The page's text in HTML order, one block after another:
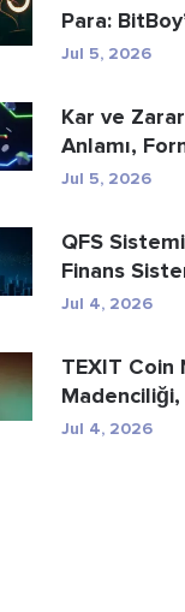
Para:
ve Düşüşü
Jul 5, 2026
Kar ve
Anlamı,
Hesaplama
Jul 5, 2026
QFS
Finans
Nedir (2026)
Jul 4, 2026
TEXIT Coin
Düzenleyici
Jul 4, 2026